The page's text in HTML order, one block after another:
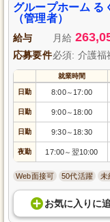
グループホーム る
（管理者）
給与 月給
応募要件必須: 介護福
就業時間
日勤 8:00～ 17:00
日勤 9:00～ 18:00
日勤 9:30～ 18:30
夜勤 17:00～ 翌10:00
Web面接可 50代活躍 未
お気に入り に